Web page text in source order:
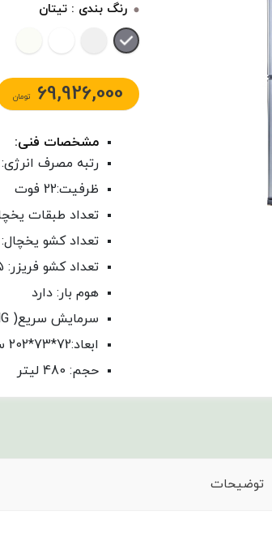
رنگ بندی : تیتان
69,926,000 تومان
مشخصات فنی:
رتبه مصرف انرژی: A
ظرفیت:22 فوت
تعداد طبقات یخچال:3
تعداد کشو یخچال: 2 عدد
تعداد کشو فریزر: 5 عدد
هوم بار: دارد
سرمایش سریع( QUICKI COOLING ): دارد
ابعاد:72*73*202 سانتی متر(طول*عرض*ارتفاع)
حجم: 480 لیتر
توضیحات